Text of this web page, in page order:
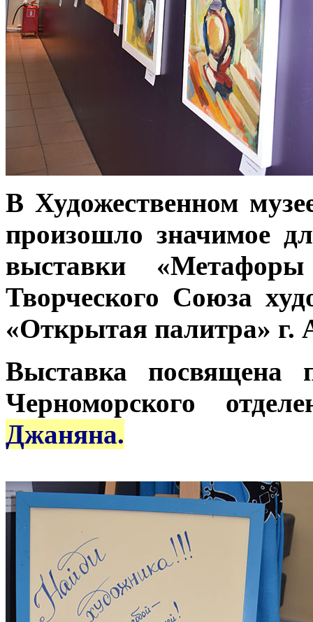
В Художественном
произошло значимое
выставки
Творческого Союза
«Открытая палитра» г.
Выставка посвящена
Черноморского
Джаняна.